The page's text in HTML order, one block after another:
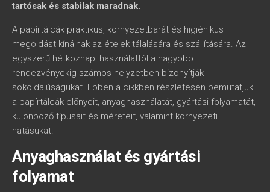
tartósak és stabilak maradnak.
A papírtálcák praktikus, környezetbarát és higiénikus
megoldást kínálnak az ételek tálalására és szállítására. Az
egyszerű hétköznapi használattól a nagyobb
rendezvényekig számos helyzetben bizonyítják
sokoldalúságukat. Ebben a cikkben részletesen bemutatjuk
a papírtálcák előnyeit, anyaghasználatát, gyártási folyamatát,
különböző típusait és méreteit, valamint környezeti
hatásukat.
Anyaghasználat és gyártási
folyamat